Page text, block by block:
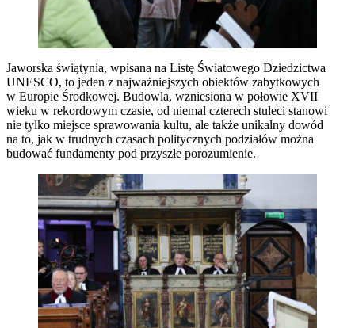
Jaworska świątynia, wpisana na Listę Światowego Dziedzictwa
UNESCO, to jeden z najważniejszych obiektów zabytkowych
w Europie Środkowej. Budowla, wzniesiona w połowie XVII
wieku w rekordowym czasie, od niemal czterech stuleci stanowi
nie tylko miejsce sprawowania kultu, ale także unikalny dowód
na to, jak w trudnych czasach politycznych podziałów można
budować fundamenty pod przyszłe porozumienie.